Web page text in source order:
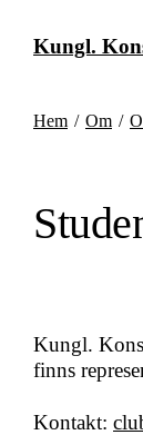
innehållet
Kungl.
Hem / Om /
Kungl.
finns
Kontakt: